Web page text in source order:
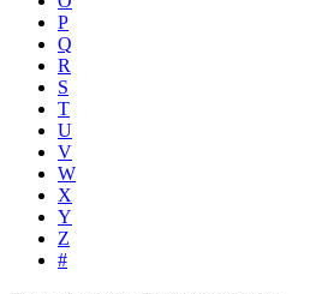
P
Q
R
S
T
U
V
W
X
Y
Z
#